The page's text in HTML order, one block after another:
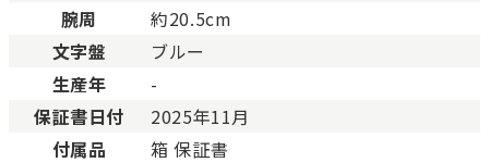
腕周
約20.5cm
文字盤
ブルー
生産年
-
保証書日付
2025年11月
付属品
箱 保証書